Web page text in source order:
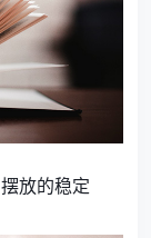
放的稳定